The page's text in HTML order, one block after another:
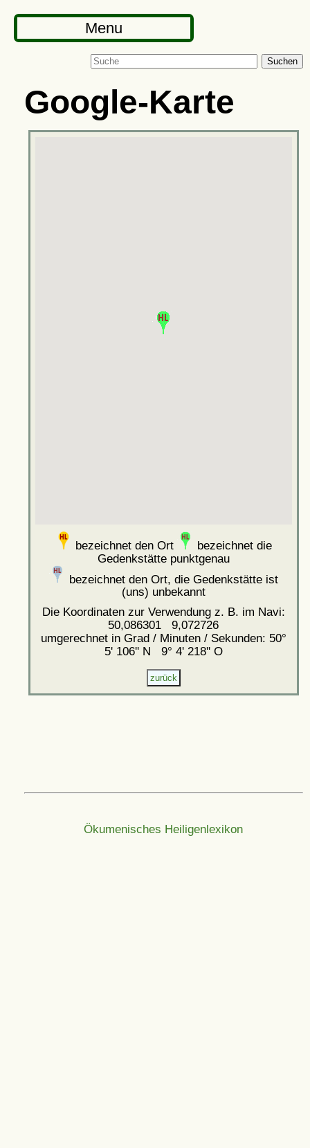
Menu
Suchen
Google-Karte
bezeichnet den Ort
bezeichnet die
Gedenkstätte punktgenau
bezeichnet den Ort, die Gedenkstätte ist
(uns) unbekannt
Die Koordinaten zur Verwendung z. B. im Navi:
50,086301 9,072726
umgerechnet in Grad / Minuten / Sekunden: 50°
5' 106'' N 9° 4' 218'' O
Ökumenisches Heiligenlexikon